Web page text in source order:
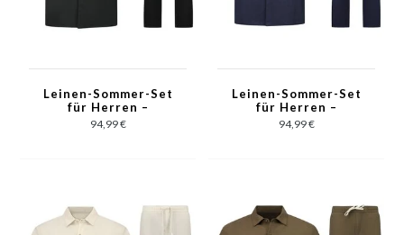
Leinen-Sommer-Set
für Herren –
Oversized Twinset –
Leinenhose für
94,99 €
Leinen-Sommer-Set
für Herren –
Oversized Twinset –
Leinenhose für
94,99 €